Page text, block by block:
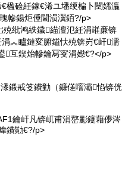
楹硷紝鎵€浠ユ墦绠楄卜闉嬬灜
幓鍚炬倕閫涢瀷銆?/p>
纰鸿紩鐬緢澶氾紝涓嶉亷锛
︽矑鏈変腑鎰忕殑锛岃€屽濡
互鍥炲幓鑰冩叜涓嬨€?</p>
鍛戒笅鐨勭（鐮傞噾灞惂锛侊
鑰屽凡锛屼甫涓嶅彲鑳藉儚涔
鐨勩€?/p>